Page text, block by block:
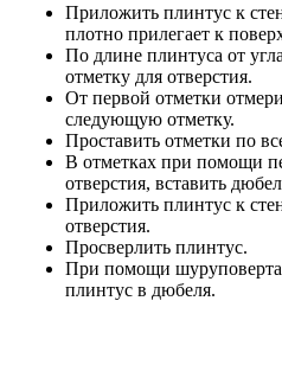
Приложить плинтус к
плотно прилегает к
По длине плинтуса от
отметку для отверстия.
От первой отметки
следующую отметку.
Проставить отметки по
В отметках при помощи
отверстия, вставить
Приложить плинтус к
отверстия.
Просверлить плинтус.
При помощи шуруповерта
плинтус в дюбеля.